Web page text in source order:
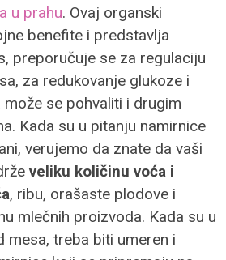
u prahu. Ovaj organski
benefite i predstavlja
preporučuje se za regulaciju
za redukovanje glukoze i
se pohvaliti i drugim
Kada su u pitanju namirnice
verujemo da znate da vaši
veliku količinu voća i
, ribu, orašaste plodove i
mlečnih proizvoda. Kada su u
mesa, treba biti umeren i